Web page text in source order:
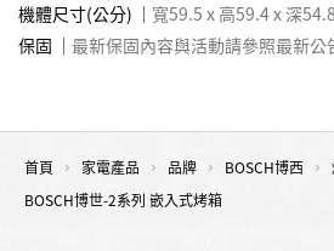
機體尺寸(公分)
寬59.5 x 高59.4 x 深54.8
保固
最新保固內容與活動請參照最新公
首頁 家電產品 品牌 BOSCH博西
BOSCH博世-2系列 嵌入式烤箱